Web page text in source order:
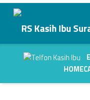
DEMAM PADA ANAK: KAPAN HARUS KE DOKTER? - RS Kasih Ibu Surakarta
Kasih Dalam Pelayanan
Header info sidebar